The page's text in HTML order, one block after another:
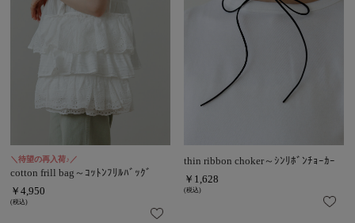
＼待望の再入荷♪／
cotton frill bag～ｺｯﾄﾝﾌﾘﾙﾊﾞｯｸﾞ
￥4,950
(税込)
thin ribbon choker～ｼﾝﾘﾎﾞﾝﾁｮｰｶｰ
￥1,628
(税込)